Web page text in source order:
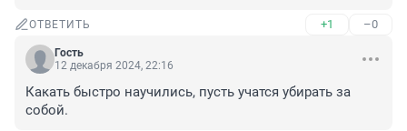
ОТВЕТИТЬ +1 –0
Гость
12 декабря 2024, 22:16
Какать быстро научились, пусть учатся убирать за
собой.